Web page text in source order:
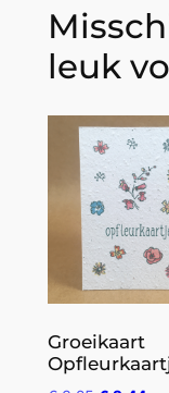
leuk
Groeikaart